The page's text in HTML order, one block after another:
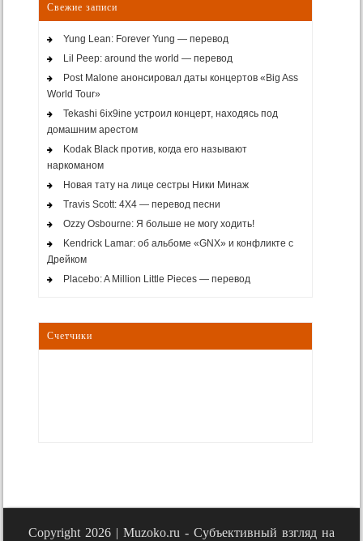
Свежие записи
Yung Lean: Forever Yung — перевод
Lil Peep: around the world — перевод
Post Malone анонсировал даты концертов «Big Ass
World Tour»
Tekashi 6ix9ine устроил концерт, находясь под
домашним арестом
Kodak Black против, когда его называют
наркоманом
Новая тату на лице сестры Ники Минаж
Travis Scott: 4X4 — перевод песни
Ozzy Osbourne: Я больше не могу ходить!
Kendrick Lamar: об альбоме «GNX» и конфликте с
Дрейком
Placebo: A Million Little Pieces — перевод
Счетчики
Copyright 2026 | Muzoko.ru - Субъективный взгляд на